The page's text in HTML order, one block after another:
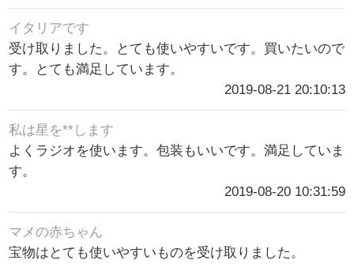
イタリアです
受け取りました。とても使いやすいです。買いたいので
す。とても満足しています。
2019-08-21 20:10:13
私は星を**します
よくラジオを使います。包装もいいです。満足していま
す。
2019-08-20 10:31:59
マメの赤ちゃん
宝物はとても使いやすいものを受け取りました。